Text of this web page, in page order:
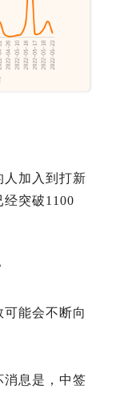
人加入到打新
突破1100
可能会不断向
消息是，中签